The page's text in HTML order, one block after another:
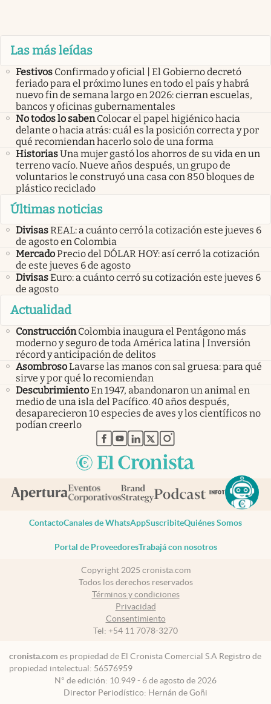
Las más leídas
Festivos Confirmado y oficial | El Gobierno decretó
feriado para el próximo lunes en todo el país y habrá
nuevo fin de semana largo en 2026: cierran escuelas,
bancos y oficinas gubernamentales
No todos lo saben Colocar el papel higiénico hacia
delante o hacia atrás: cuál es la posición correcta y por
qué recomiendan hacerlo solo de una forma
HistoriasUna mujer gastó los ahorros de su vida en un
terreno vacío. Nueve años después, un grupo de
voluntarios le construyó una casa con 850 bloques de
plástico reciclado
Últimas noticias
DivisasREAL: a cuánto cerró la cotización este jueves 6
de agosto en Colombia
MercadoPrecio del DÓLAR HOY: así cerró la cotización
de este jueves 6 de agosto
DivisasEuro: a cuánto cerró su cotización este jueves 6
de agosto
Actualidad
Construcción Colombia inaugura el Pentágono más
moderno y seguro de toda América latina | Inversión
récord y anticipación de delitos
AsombrosoLavarse las manos con sal gruesa: para qué
sirve y por qué lo recomiendan
DescubrimientoEn 1947, abandonaron un animal en
medio de una isla del Pacífico. 40 años después,
desaparecieron 10 especies de aves y los científicos no
podían creerlo
abre en nueva pestaña
abre en nueva pestaña
abre en nueva pestaña
abre en nueva pestaña
abre en nueva pestaña
ContactoCanales de WhatsAppSuscribiteQuiénes Somos
Portal de ProveedoresTrabajá con nosotros
Copyright 2025 cronista.com
Todos los derechos reservados
Términos y condiciones
Privacidad
Consentimiento
Tel: +54 11 7078-3270
cronista.com es propiedad de El Cronista Comercial S.A Registro de
propiedad intelectual: 56576959
N° de edición: 10.949 - 6 de agosto de 2026
Director Periodístico: Hernán de Goñi